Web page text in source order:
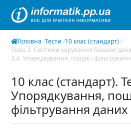
Головна /Тести /10 клас (стандарт) /
Тема 3. Системи керування базами
3.4. Упорядкування, пошук і
10 клас (стандарт).
Упорядкування,
фільтрування даних